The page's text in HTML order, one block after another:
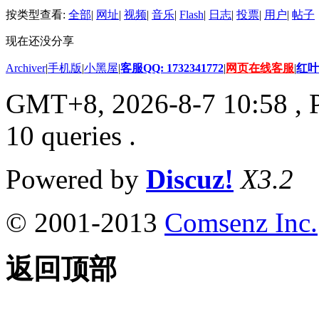
按类型查看: 全部| 网址| 视频| 音乐| Flash| 日志| 投票| 用户| 帖子
现在还没分享
Archiver|手机版|小黑屋|客服QQ: 1732341772| 网页在线客服|红
GMT+8, 2026-8-7 10:58 ,
10 queries .
Powered by Discuz! X3.2
© 2001-2013 Comsenz Inc.
返回顶部